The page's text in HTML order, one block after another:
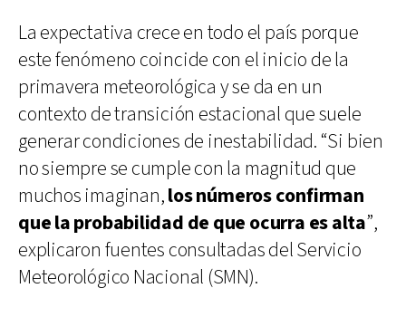
La expectativa crece en todo el país porque
este fenómeno coincide con el inicio de la
primavera meteorológica y se da en un
contexto de transición estacional que suele
generar condiciones de inestabilidad. “Si bien
no siempre se cumple con la magnitud que
muchos imaginan,los números confirman
que la probabilidad de que ocurra es alta”,
explicaron fuentes consultadas del Servicio
Meteorológico Nacional (SMN).